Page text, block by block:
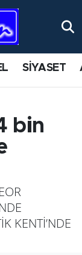
SİYASET
bin
KENTİ’NDE